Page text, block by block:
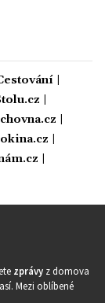
|
zprávy z domova
Mezi oblíbené